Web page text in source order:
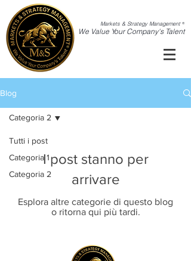
Markets & Strategy Management®
We Value Your Company's Talent
Blog
Tutti i post
Categoria 1
Categoria 2
Categoria 2
I post stanno per
arrivare
Esplora altre categorie di questo blog
o ritorna qui più tardi.